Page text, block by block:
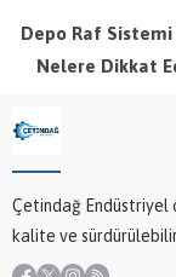
Depo Raf
Nelere Dikkat
Çetindağ Endüstriyel
kalite ve